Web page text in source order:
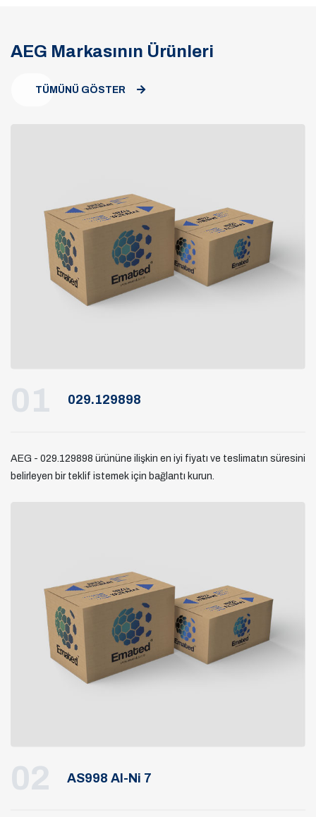
AEG Markasının Ürünleri
TÜMÜNÜ GÖSTER
01 029.129898
AEG - 029.129898 ürününe ilişkin en iyi fiyatı ve teslimatın süresini
belirleyen bir teklif istemek için bağlantı kurun.
02 AS998 Al-Ni 7